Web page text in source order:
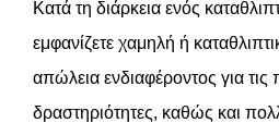
Κατά τη διάρκεια ενός
εμφανίζετε χαμηλή ή
απώλεια ενδιαφέροντος για τις
δραστηριότητες, καθώς και